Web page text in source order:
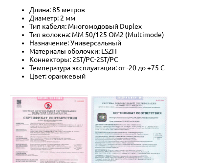
Длина: 85 метров
Диаметр: 2 мм
Тип кабеля: Многомодовый Duplex
Тип волокна: MM 50/125 OM2 (Multimode)
Назначение: Универсальный
Материалы оболочки: LSZH
Коннекторы: 2ST/PC-2ST/PC
Температура эксплуатации: от -20 до +75 C
Цвет: оранжевый